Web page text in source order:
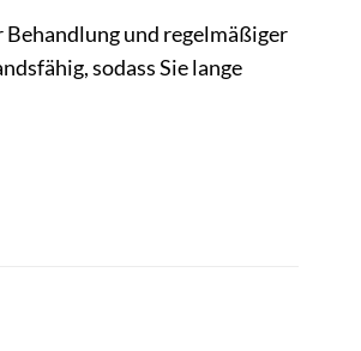
Behandlung und regelmäßiger
sodass Sie lange